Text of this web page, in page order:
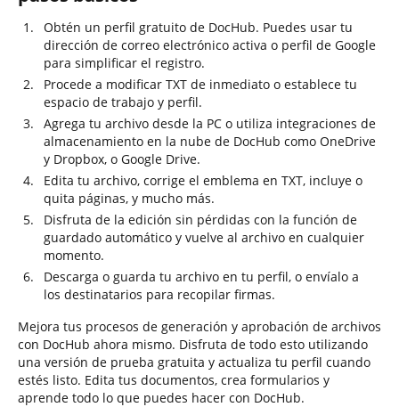
Obtén un perfil gratuito de DocHub. Puedes usar tu
dirección de correo electrónico activa o perfil de Google
para simplificar el registro.
Procede a modificar TXT de inmediato o establece tu
espacio de trabajo y perfil.
Agrega tu archivo desde la PC o utiliza integraciones de
almacenamiento en la nube de DocHub como OneDrive
y Dropbox, o Google Drive.
Edita tu archivo, corrige el emblema en TXT, incluye o
quita páginas, y mucho más.
Disfruta de la edición sin pérdidas con la función de
guardado automático y vuelve al archivo en cualquier
momento.
Descarga o guarda tu archivo en tu perfil, o envíalo a
los destinatarios para recopilar firmas.
Mejora tus procesos de generación y aprobación de archivos
con DocHub ahora mismo. Disfruta de todo esto utilizando
una versión de prueba gratuita y actualiza tu perfil cuando
estés listo. Edita tus documentos, crea formularios y
aprende todo lo que puedes hacer con DocHub.